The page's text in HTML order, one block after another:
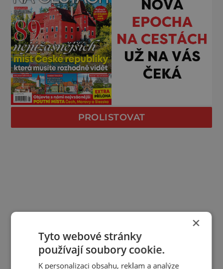
PROLISTOVAT
×
Tyto webové stránky
používají soubory cookie.
K personalizaci obsahu, reklam a analýze